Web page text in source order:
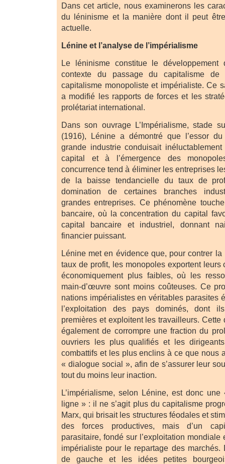
Dans cet article, nous examinerons les
du léninisme et la manière dont il peut
actuelle.
Lénine et l’analyse de l’impérialisme
Le léninisme constitue le
contexte du passage du capitalisme de
capitalisme monopoliste et impérialiste. Ce
a modifié les rapports de forces et les
prolétariat international.
Dans son ouvrage L’Impérialisme, stade
(1916), Lénine a démontré que l’essor
grande industrie conduisait
capital et à l’émergence des
concurrence tend à éliminer les entreprises
de la baisse tendancielle du taux de
domination de certaines branches
grandes entreprises. Ce phénomène
bancaire, où la concentration du capital
capital bancaire et industriel, donnant
financier puissant.
Lénine met en évidence que, pour contrer
taux de profit, les monopoles exportent leurs
économiquement plus faibles, où les
main-d’œuvre sont moins coûteuses. Ce
nations impérialistes en véritables parasites
l’exploitation des pays dominés, dont
premières et exploitent les travailleurs. Cette
également de corrompre une fraction du
ouvriers les plus qualifiés et les
combattifs et les plus enclins à ce que nous
« dialogue social », afin de s’assurer leur
tout du moins leur inaction.
L’impérialisme, selon Lénine, est donc
ligne » : il ne s’agit plus du capitalisme
Marx, qui brisait les structures féodales et
des forces productives, mais d’un
parasitaire, fondé sur l’exploitation mondiale
impérialiste pour le repartage des marchés.
de gauche et les idées petites